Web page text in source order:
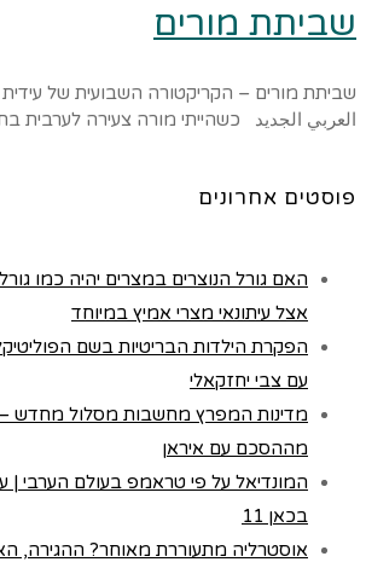
שביתת מורים
שביתת מורים – הקריקטורה השבועית של
العربي الجديد כשהייתי מורה צעירה לערבית
פוסטים אחרונים
האם גורל הנוצרים במצרים יהיה כמו גורל
אצל עיתונאי מצרי אמיץ במיוחד
הפקרת הילדות הבריטיות בשם
עם צבי יחזקאלי
מדינות המפרץ מחשבות מסלול מחדש –
מההסכם עם איראן
המונדיאל על פי טראמפ בעולם הערבי |
בכאן 11
אוסטרליה מתעוררת מאוחר? ההגירה,